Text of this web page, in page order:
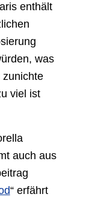
enthält
was
viel ist
auch aus
“ erfährt